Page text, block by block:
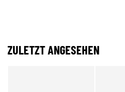
ZULETZT ANGESEHEN